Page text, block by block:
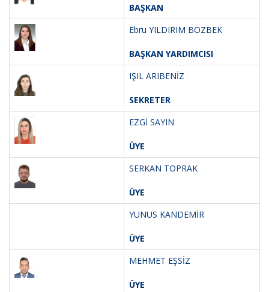
BAŞKAN
Ebru YILDIRIM BOZBEK
BAŞKAN YARDIMCISI
IŞIL ARIBENİZ
SEKRETER
EZGİ SAYIN
ÜYE
SERKAN TOPRAK
ÜYE
YUNUS KANDEMİR
ÜYE
MEHMET EŞSİZ
ÜYE